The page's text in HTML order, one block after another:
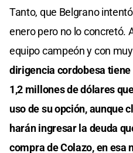
Tanto, que Belgrano
enero pero no lo concretó.
equipo campeón y con
dirigencia cordobesa
1,2 millones de dólares
uso de su opción, aunque
harán ingresar la deuda
compra de Colazo, en esa